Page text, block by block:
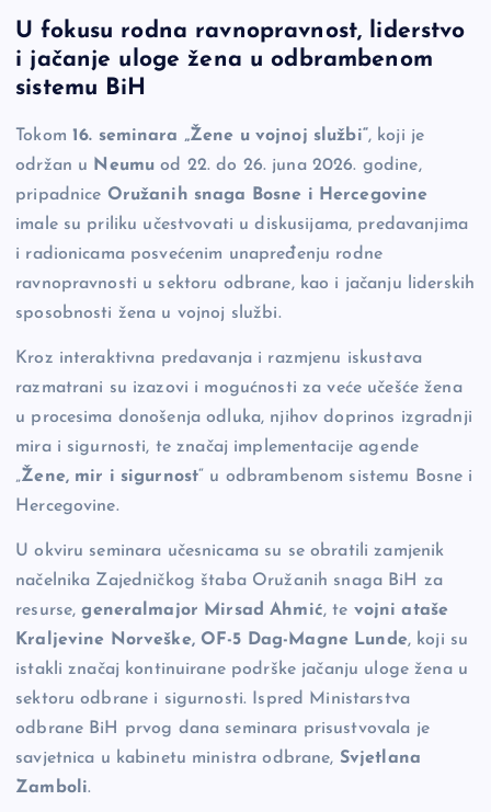
c
e
o
o
k
p
y
n
k
se
n
er
er ar
e
U fokusu rodna ravnopravnost, liderstvo
i jačanje uloge žena u odbrambenom
sistemu BiH
Tokom 16. seminara „Žene u vojnoj službi“, koji je
održan u Neumu od 22. do 26. juna 2026. godine,
pripadnice Oružanih snaga Bosne i Hercegovine
imale su priliku učestvovati u diskusijama, predavanjima
i radionicama posvećenim unapređenju rodne
ravnopravnosti u sektoru odbrane, kao i jačanju liderskih
sposobnosti žena u vojnoj službi.
Kroz interaktivna predavanja i razmjenu iskustava
razmatrani su izazovi i mogućnosti za veće učešće žena
u procesima donošenja odluka, njihov doprinos izgradnji
mira i sigurnosti, te značaj implementacije agende
„Žene, mir i sigurnost“ u odbrambenom sistemu Bosne i
Hercegovine.
U okviru seminara učesnicama su se obratili zamjenik
načelnika Zajedničkog štaba Oružanih snaga BiH za
resurse,generalmajor Mirsad Ahmić, te vojni ataše
Kraljevine Norveške, OF-5 Dag-Magne Lunde, koji su
istakli značaj kontinuirane podrške jačanju uloge žena u
sektoru odbrane i sigurnosti. Ispred Ministarstva
odbrane BiH prvog dana seminara prisustvovala je
savjetnica u kabinetu ministra odbrane, Svjetlana
Zamboli.